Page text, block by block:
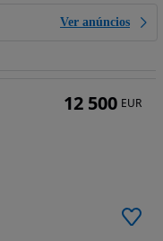
Ver anúncios
12 500 EUR